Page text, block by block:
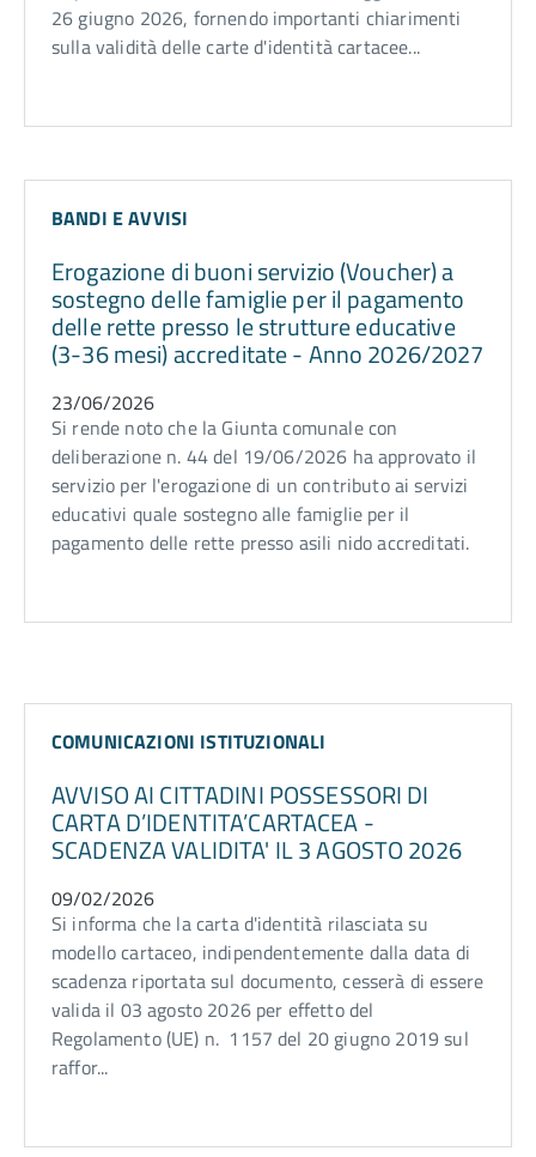
26 giugno 2026, fornendo importanti chiarimenti
sulla validità delle carte d'identità cartacee...
BANDI E AVVISI
Erogazione di buoni servizio (Voucher) a
sostegno delle famiglie per il pagamento
delle rette presso le strutture educative
(3-36 mesi) accreditate - Anno 2026/2027
23/06/2026
Si rende noto che la Giunta comunale con
deliberazione n. 44 del 19/06/2026 ha approvato il
servizio per l'erogazione di un contributo ai servizi
educativi quale sostegno alle famiglie per il
pagamento delle rette presso asili nido accreditati.
COMUNICAZIONI ISTITUZIONALI
AVVISO AI CITTADINI POSSESSORI DI
CARTA D’IDENTITA’CARTACEA -
SCADENZA VALIDITA' IL 3 AGOSTO 2026
09/02/2026
Si informa che la carta d'identità rilasciata su
modello cartaceo, indipendentemente dalla data di
scadenza riportata sul documento, cesserà di essere
valida il 03 agosto 2026 per effetto del
Regolamento (UE) n. 1157 del 20 giugno 2019 sul
raffor...